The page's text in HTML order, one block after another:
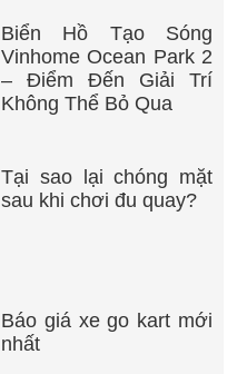
Biển Hồ Tạo Sóng
Vinhome Ocean Park 2
– Điểm Đến Giải Trí
Không Thể Bỏ Qua
Tại sao lại chóng mặt
sau khi chơi đu quay?
Báo giá xe go kart mới
nhất